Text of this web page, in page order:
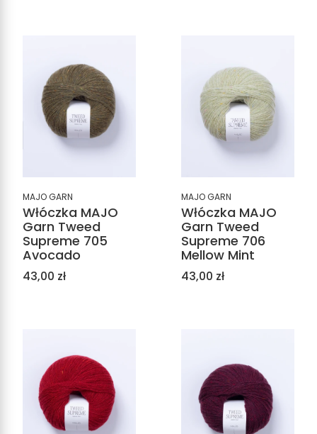
MAJO GARN
Włóczka MAJO
Garn Tweed
Supreme 705
Avocado
Cena
43,00 zł
MAJO GARN
Włóczka MAJO
Garn Tweed
Supreme 706
Mellow Mint
Cena
43,00 zł